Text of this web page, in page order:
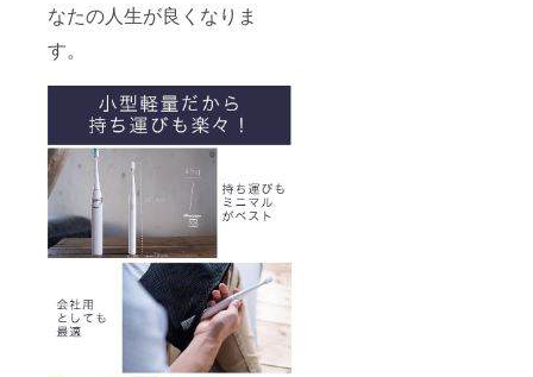
なたの人生が良くなりま
す。